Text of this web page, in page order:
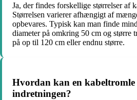
Ja, der findes forskellige størrelser af
Størrelsen varierer afhængigt af
opbevares. Typisk kan man finde
diameter på omkring 50 cm og større
på op til 120 cm eller endnu større.
Hvordan kan en
indretningen?